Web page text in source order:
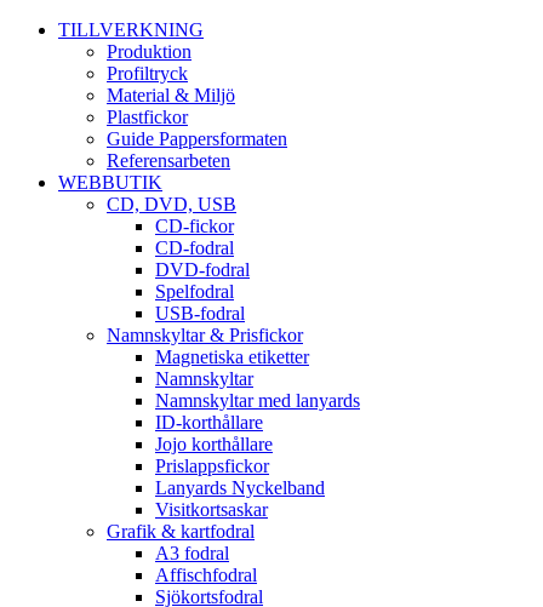
TILLVERKNING
Produktion
Profiltryck
Material & Miljö
Plastfickor
Guide Pappersformaten
Referensarbeten
WEBBUTIK
CD, DVD, USB
CD-fickor
CD-fodral
DVD-fodral
Spelfodral
USB-fodral
Namnskyltar & Prisfickor
Magnetiska etiketter
Namnskyltar
Namnskyltar med lanyards
ID-korthållare
Jojo korthållare
Prislappsfickor
Lanyards Nyckelband
Visitkortsaskar
Grafik & kartfodral
A3 fodral
Affischfodral
Sjökortsfodral